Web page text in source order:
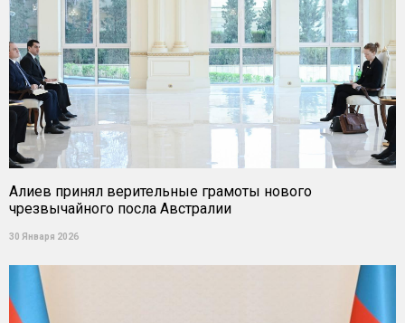
Алиев принял верительные грамоты нового
чрезвычайного посла Австралии
30 Января 2026